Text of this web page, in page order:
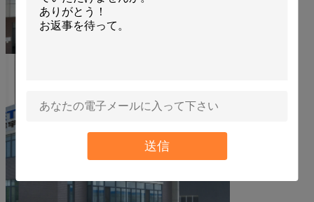
送信